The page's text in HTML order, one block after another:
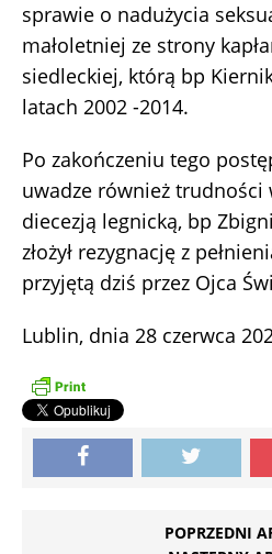
sprawie o nadużycia
małoletniej ze strony
siedleckiej, którą bp
latach 2002 -2014.
Po zakończeniu tego
uwadze również trudności
diecezją legnicką, bp
złożył rezygnację z
przyjętą dziś przez Ojca
Lublin, dnia 28 czerwca
POPRZEDNI